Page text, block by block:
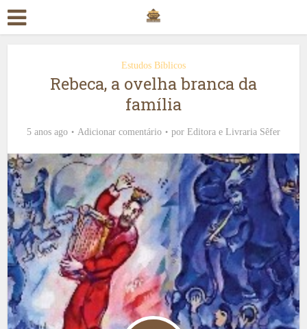
Estudos Bíblicos
Rebeca, a ovelha branca da
família
5 anos ago Adicionar comentário por Editora e Livraria Sêfer